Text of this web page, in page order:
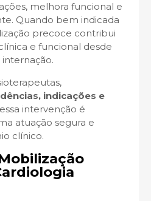
melhora funcional e
Quando bem indicada
precoce contribui
e funcional desde
internação.
indicações e
intervenção é
atuação segura e
clínico.